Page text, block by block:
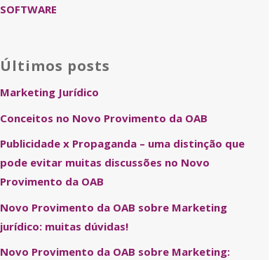
SOFTWARE
Últimos posts
Marketing Jurídico
Conceitos no Novo Provimento da OAB
Publicidade x Propaganda – uma distinção que
pode evitar muitas discussões no Novo
Provimento da OAB
Novo Provimento da OAB sobre Marketing
jurídico: muitas dúvidas!
Novo Provimento da OAB sobre Marketing: